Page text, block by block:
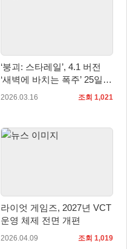
‘붕괴: 스타레일’, 4.1 버전
‘새벽에 바치는 폭주’ 25일
업데이트
2026.03.16 조회 1,021
라이엇 게임즈, 2027년 VCT
운영 체제 전면 개편
2026.04.09 조회 1,019